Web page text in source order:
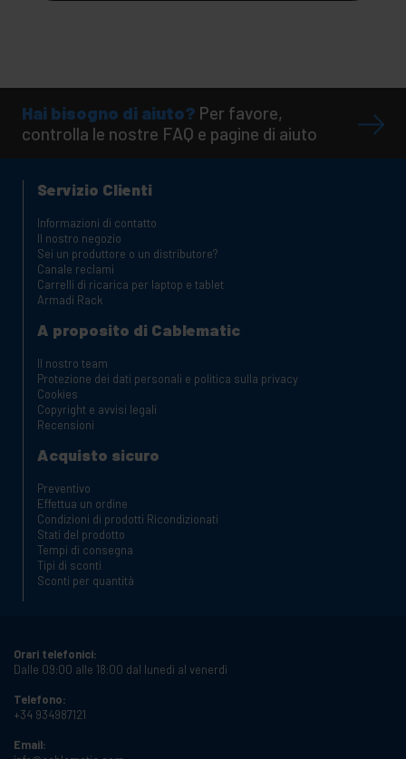
Hai bisogno di aiuto? Per favore,
controlla le nostre FAQ e pagine di aiuto
Servizio Clienti
Informazioni di contatto
Il nostro negozio
Sei un produttore o un distributore?
Canale reclami
Carrelli di ricarica per laptop e tablet
Armadi Rack
A proposito di Cablematic
Il nostro team
Protezione dei dati personali e politica sulla privacy
Cookies
Copyright e avvisi legali
Recensioni
Acquisto sicuro
Preventivo
Effettua un ordine
Condizioni di prodotti Ricondizionati
Stati del prodotto
Tempi di consegna
Tipi di sconti
Sconti per quantità
Orari telefonici:
Dalle 09:00 alle 18:00 dal lunedì al venerdì
Telefono:
+34 934987121
Email: